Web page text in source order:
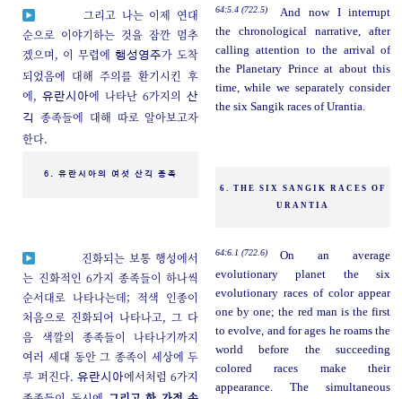
그리고 나는 이제 연대
순으로 이야기하는 것을 잠깐 멈추
겠으며, 이 무렵에행성영주가 도착
되었음에 대해 주의를 환기시킨 후
에,유란시아에 나타난 6가지의산
긱
종족들에 대해 따로 알아보고자
한다.
64:5.4 (722.5)
And now I interrupt
the chronological narrative, after
calling attention to the arrival of
the Planetary Prince at about this
time, while we separately consider
the six Sangik races of Urantia.
6. 유란시아의 여섯 산긱 종족
6. THE SIX SANGIK RACES OF
URANTIA
진화되는 보통 행성에서
는 진화적인 6가지 종족들이 하나씩
순서대로 나타나는데; 적색 인종이
처음으로 진화되어 나타나고, 그 다
음 색깔의 종족들이 나타나기까지
여러 세대 동안 그 종족이 세상에 두
루 퍼진다. 유란시아에서처럼 6가지
64:6.1 (722.6)
On an average
evolutionary planet the six
evolutionary races of color appear
one by one; the red man is the first
to evolve, and for ages he roams the
world before the succeeding
colored races make their
appearance. The simultaneous